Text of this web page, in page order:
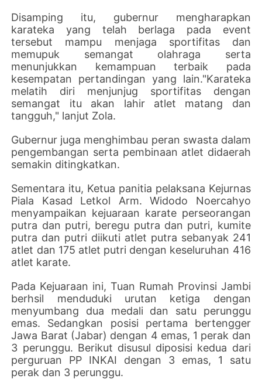
Disamping itu, gubernur mengharapkan
karateka yang telah berlaga pada event
tersebut mampu menjaga sportifitas dan
memupuk semangat olahraga serta
menunjukkan kemampuan terbaik pada
kesempatan pertandingan yang lain."Karateka
melatih diri menjunjug sportifitas dengan
semangat itu akan lahir atlet matang dan
tangguh," lanjut Zola.
Gubernur juga menghimbau peran swasta dalam
pengembangan serta pembinaan atlet didaerah
semakin ditingkatkan.
Sementara itu, Ketua panitia pelaksana Kejurnas
Piala Kasad Letkol Arm. Widodo Noercahyo
menyampaikan kejuaraan karate perseorangan
putra dan putri, beregu putra dan putri, kumite
putra dan putri diikuti atlet putra sebanyak 241
atlet dan 175 atlet putri dengan keseluruhan 416
atlet karate.
Pada Kejuaraan ini, Tuan Rumah Provinsi Jambi
berhsil menduduki urutan ketiga dengan
menyumbang dua medali dan satu perunggu
emas. Sedangkan posisi pertama bertengger
Jawa Barat (Jabar) dengan 4 emas, 1 perak dan
3 perunggu. Berikut disusul diposisi kedua dari
perguruan PP INKAI dengan 3 emas, 1 satu
perak dan 3 perunggu.